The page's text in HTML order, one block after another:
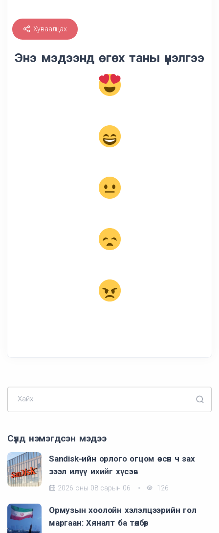
Хуваалцах
Энэ мэдээнд өгөх таны үнэлгээ
Хайх
Сүүлд нэмэгдсэн мэдээ
Sandisk-ийн орлого огцом өссөн ч зах
зээл илүү ихийг хүсэв
2026 оны 08 сарын 06 126
Ормузын хоолойн хэлэлцээрийн гол
маргаан: Хяналт ба төлбөр